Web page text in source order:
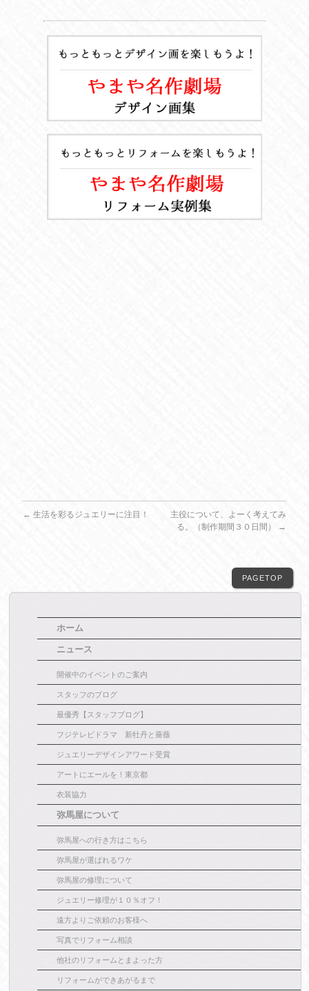
← 生活を彩るジュエリーに注目！
主役について、よーく考えてみ
る。（制作期間３０日間）
→
PAGETOP
ホーム
ニュース
開催中のイベントのご案内
スタッフのブログ
最優秀【スタッフブログ】
フジテレビドラマ 新牡丹と薔薇
ジュエリーデザインアワード受賞
アートにエールを！東京都
衣装協力
弥馬屋について
弥馬屋への行き方はこちら
弥馬屋が選ばれるワケ
弥馬屋の修理について
ジュエリー修理が１０％オフ！
遠方よりご依頼のお客様へ
写真でリフォーム相談
他社のリフォームとまよった方
リフォームができあがるまで